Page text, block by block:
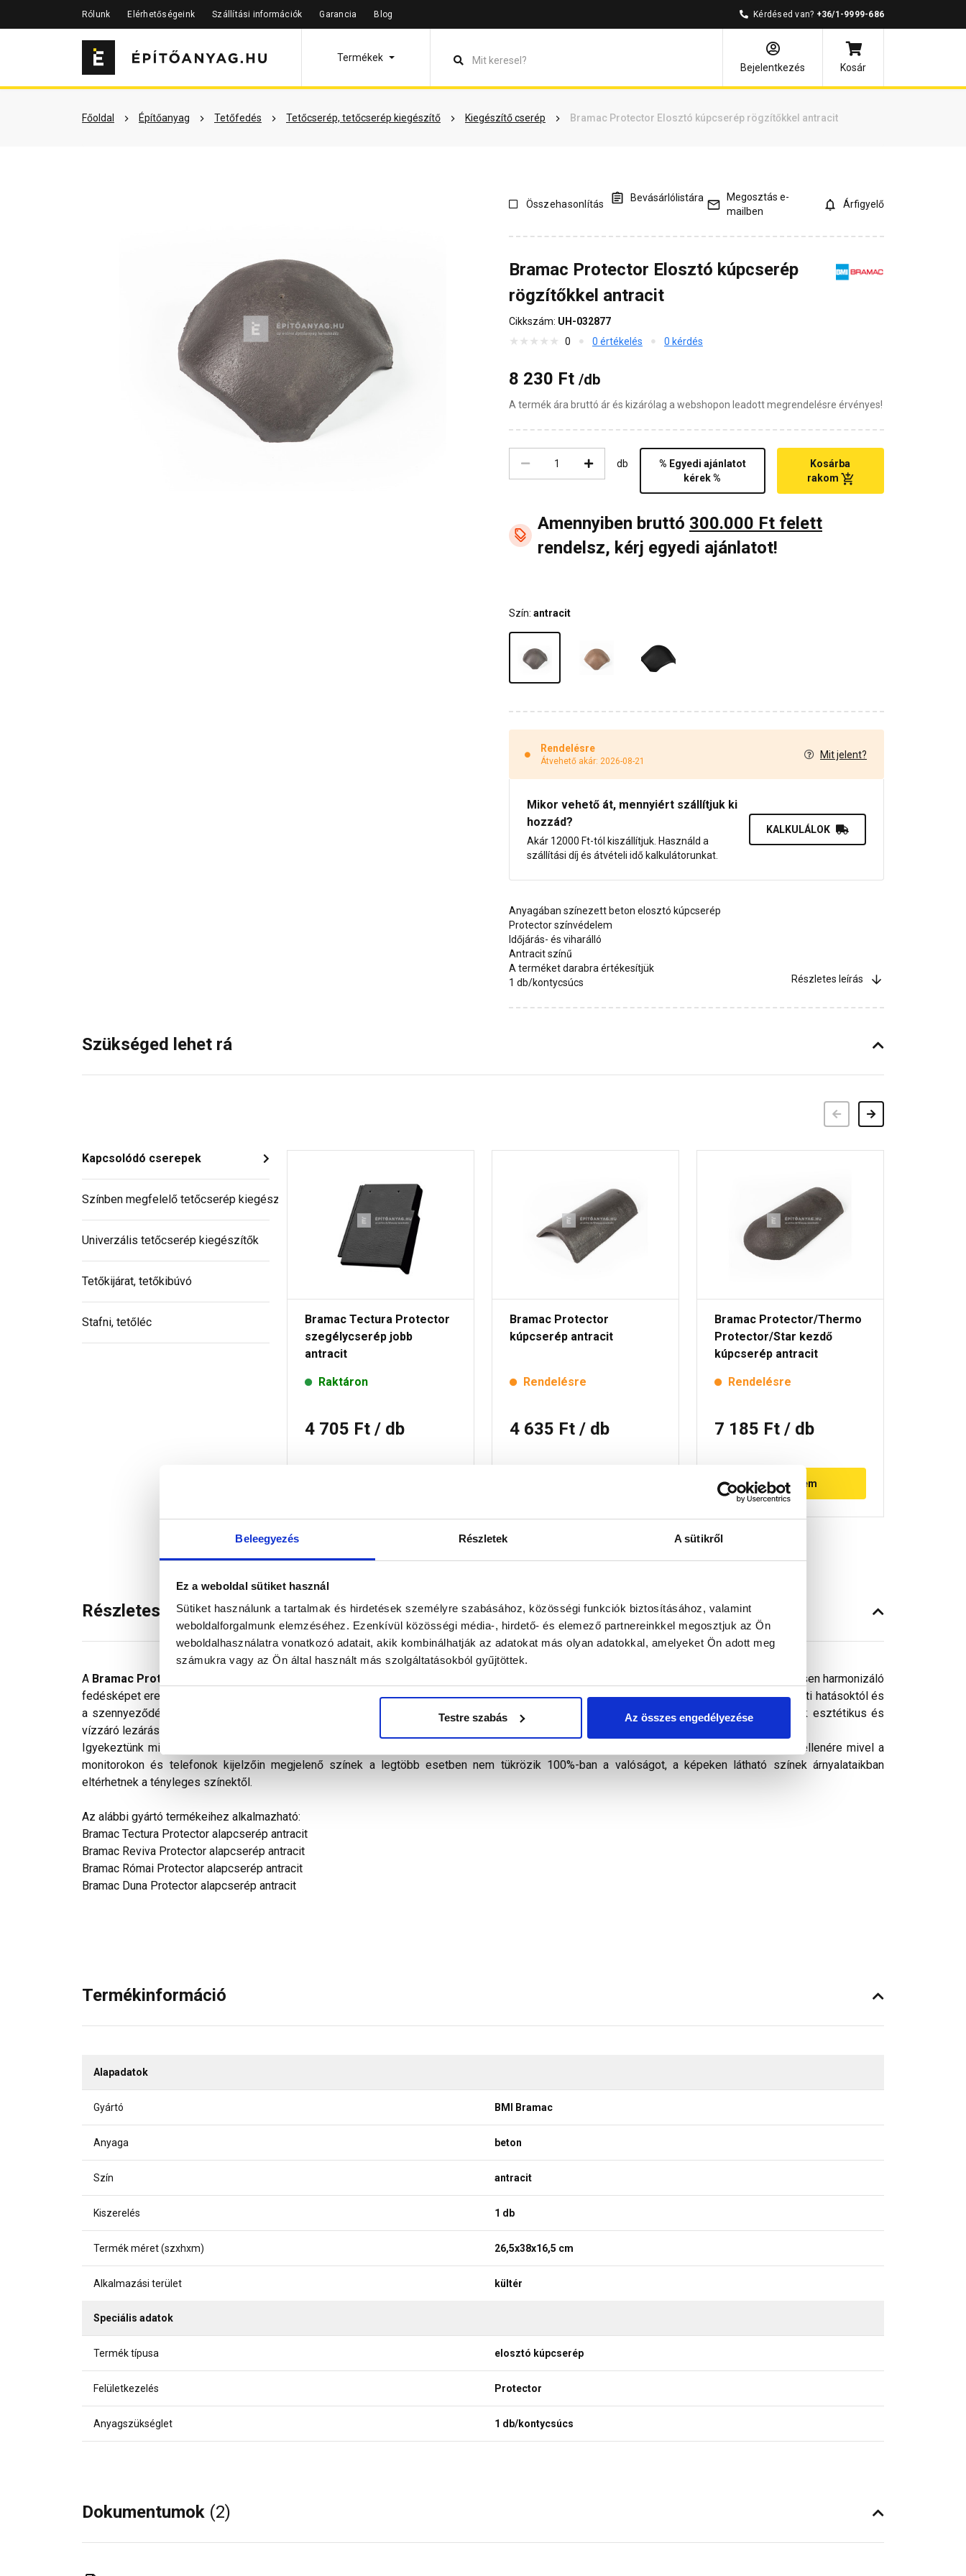
Beleegyezés Részletek A sütikről
Ez a weboldal sütiket használ
Sütiket használunk a tartalmak és hirdetések személyre szabásához, közösségi funkciók biztosításához, valamint
weboldalforgalmunk elemzéséhez. Ezenkívül közösségi média-, hirdető- és elemező partnereinkkel megosztjuk az Ön
weboldalhasználatra vonatkozó adatait, akik kombinálhatják az adatokat más olyan adatokkal, amelyeket Ön adott meg
számukra vagy az Ön által használt más szolgáltatásokból gyűjtöttek.
Testre szabás Az összes engedélyezése
Rólunk Elérhetőségeink Szállítási információk Garancia Blog Kérdésed van? +36/1-9999-686
Termékek
Bejelentkezés
Kosár
Főoldal Építőanyag Tetőfedés Tetőcserép, tetőcserép kiegészítő Kiegészítő cserép Bramac Protector Elosztó kúpcserép rögzítőkkel antracit
Szükséged lehet rá Részletes leírás Termékinformáció Dokumentumok Vásárlói vélemények Kérdések és válaszok
Összehasonlítás
Bevásárlólistára
Megosztás e-
mailben
Árfigyelő
Bramac Protector Elosztó kúpcserép
rögzítőkkel antracit
Cikkszám: UH-032877
0
0 értékelés 0 kérdés
8 230 Ft /db
A termék ára bruttó ár és kizárólag a webshopon leadott megrendelésre érvényes!
db
% Egyedi ajánlatot
kérek %
Kosárba
rakom
Amennyiben bruttó 300.000 Ft felett
rendelsz, kérj egyedi ajánlatot!
Szín: antracit
Rendelésre
Átvehető akár: 2026-08-21
Mit jelent?
Mikor vehető át, mennyiért szállítjuk ki
hozzád?
Akár 12000 Ft-tól kiszállítjuk. Használd a
szállítási díj és átvételi idő kalkulátorunkat.
KALKULÁLOK
Anyagában színezett beton elosztó kúpcserép
Protector színvédelem
Időjárás- és viharálló
Antracit színű
A terméket darabra értékesítjük
1 db/kontycsúcs
Részletes leírás
Szükséged lehet rá
Kapcsolódó cserepek
Színben megfelelő tetőcserép kiegészítő
Univerzális tetőcserép kiegészítők
Tetőkijárat, tetőkibúvó
Stafni, tetőléc
Előző Következő
Bramac Tectura Protector
szegélycserép jobb
antracit
Raktáron
4 705 Ft / db
Bramac Protector
kúpcserép antracit
Rendelésre
4 635 Ft / db
Bramac Protector/Thermo
Protector/Star kezdő
kúpcserép antracit
Rendelésre
7 185 Ft / db
Megnézem
Részletes leírás
A Bramac Protector elosztó kúpcserepet
a 21. század modern építészete hívta életre. Letisztult formája minden modern épülettel tökéletesen harmonizáló
fedésképet eredményez. A Bramac Tectura cserepek protector felülettel rendelkeznek, mely hosszú időn keresztül megóvja a tetőt a környezeti hatásoktól és
a szennyeződéstől. Így a tető méltó dísze maradhat korunk építészeti alkotásainak. Kontyolt tetőknél a két él és taréjgerinc találkozásának esztétikus és
vízzáró lezárására szolgál. Viharálló rögzítése rögzítőcsavarral és két darab kúpcseréprögzítővel biztosítható.
Igyekeztünk minden technikailag lehetséges módon biztosítani a termékeink színének a lehető leginkább valósághű megjelenítését. Ennek ellenére mivel a
monitorokon és telefonok kijelzőin megjelenő színek a legtöbb esetben nem tükrözik 100%-ban a valóságot, a képeken látható színek árnyalataikban
eltérhetnek a tényleges színektől.
Az alábbi gyártó termékeihez alkalmazható:
Bramac Tectura Protector alapcserép antracit
Bramac Reviva Protector alapcserép antracit
Bramac Római Protector alapcserép antracit
Bramac Duna Protector alapcserép antracit
Termékinformáció
Alapadatok
Gyártó BMI Bramac
Anyaga beton
Szín antracit
Kiszerelés 1 db
Termék méret (szxhxm) 26,5x38x16,5 cm
Alkalmazási terület kültér
Speciális adatok
Termék típusa elosztó kúpcserép
Felületkezelés Protector
Anyagszükséglet 1 db/kontycsúcs
Dokumentumok (2)